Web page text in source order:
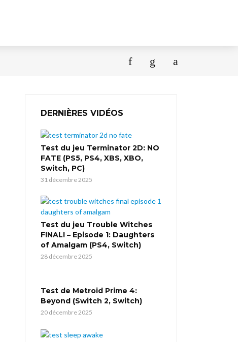
DERNIÈRES VIDÉOS
Test du jeu Terminator 2D: NO
FATE (PS5, PS4, XBS, XBO,
Switch, PC)
31 décembre 2025
Test du jeu Trouble Witches
FINAL! – Episode 1: Daughters
of Amalgam (PS4, Switch)
28 décembre 2025
Test de Metroid Prime 4:
Beyond (Switch 2, Switch)
20 décembre 2025